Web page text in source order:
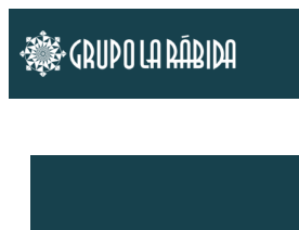
al
contenido